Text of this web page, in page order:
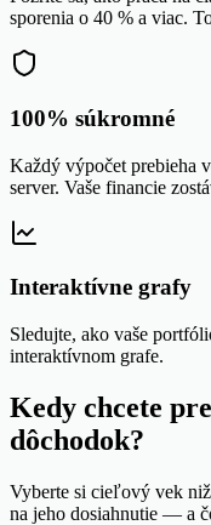
sporenia o 40 % a viac.
100% súkromné
Každý výpočet prebieha
server. Vaše financie
Interaktívne grafy
Sledujte, ako vaše
interaktívnom grafe.
Kedy chcete
dôchodok?
Vyberte si cieľový vek
na jeho dosiahnutie — a